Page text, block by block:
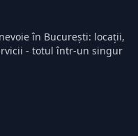
în București: locații,
- totul într-un singur